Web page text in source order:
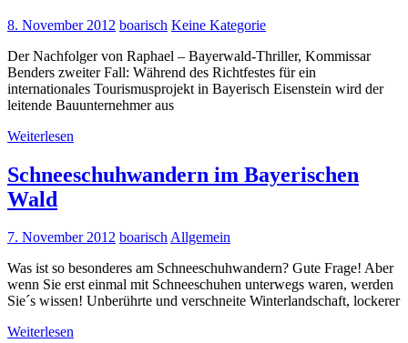
8. November 2012 boarisch Keine Kategorie
Der Nachfolger von Raphael – Bayerwald-Thriller, Kommissar
Benders zweiter Fall: Während des Richtfestes für ein
internationales Tourismusprojekt in Bayerisch Eisenstein wird der
leitende Bauunternehmer aus
Weiterlesen
Schneeschuhwandern im Bayerischen
Wald
7. November 2012 boarischAllgemein
Was ist so besonderes am Schneeschuhwandern? Gute Frage! Aber
wenn Sie erst einmal mit Schneeschuhen unterwegs waren, werden
Sie´s wissen! Unberührte und verschneite Winterlandschaft, lockerer
Weiterlesen